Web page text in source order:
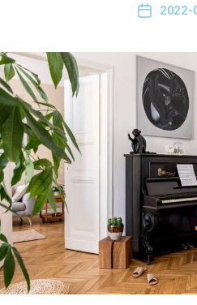
2022-